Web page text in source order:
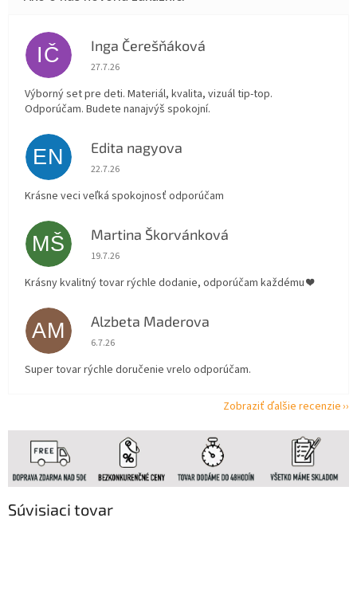
Súvisiaci tovar
IČ Inga Čerešňáková
Hodnotenie obchodu je 5 z 5 hviezdičiek.
27.7.26
Výborný set pre deti. Materiál, kvalita, vizuál tip-top.
Odporúčam. Budete nanajvýš spokojní.
EN Edita nagyova
Hodnotenie obchodu je 5 z 5 hviezdičiek.
22.7.26
Krásne veci veľká spokojnosť odporúčam
MŠ Martina Škorvánková
Hodnotenie obchodu je 5 z 5 hviezdičiek.
19.7.26
Krásny kvalitný tovar rýchle dodanie, odporúčam každému ❤️
AM Alzbeta Maderova
Hodnotenie obchodu je 5 z 5 hviezdičiek.
6.7.26
Super tovar rýchle doručenie vrelo odporúčam.
Zobraziť ďalšie recenzie